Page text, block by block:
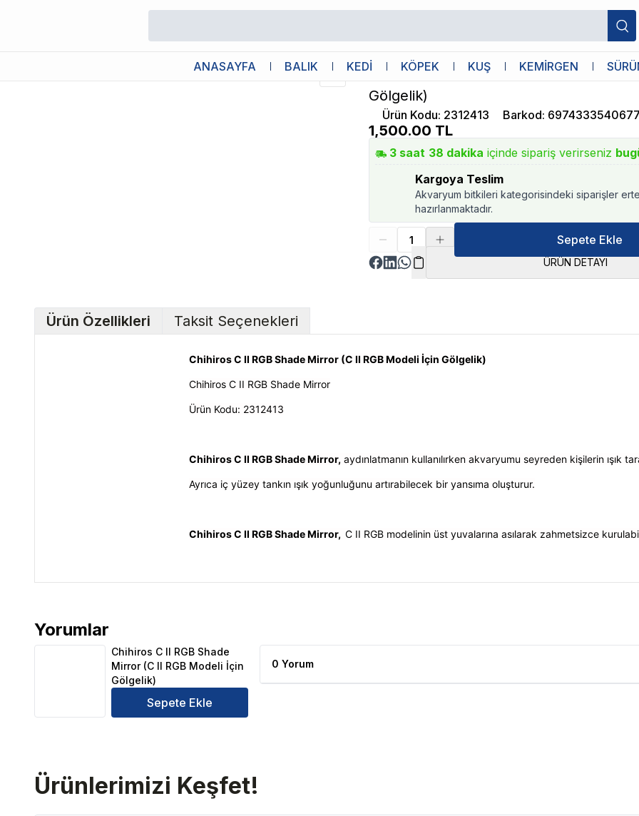
ANASAYFA BALIK KEDİ KÖPEK KUŞ KEMİRGEN
Chihiros
Chihiros C II RGB Shade Mirror (C II
Gölgelik)
Ürün Kodu: 2312413 Barkod: 6974333540677
1,500.00 TL
3 saat 38 dakika içinde sipariş verirseniz
Kargoya Teslim
Akvaryum bitkileri kategorisindeki siparişler
hazırlanmaktadır.
Sepete Ekle
ÜRÜN DETAYI
Ürün Özellikleri Taksit Seçenekleri
Chihiros C II RGB Shade Mirror (C II RGB Modeli İçin Gölgelik)
Chihiros C II RGB Shade Mirror
Ürün Kodu: 2312413
Chihiros C II RGB Shade Mirror, aydınlatmanın kullanılırken akvaryumu seyreden kişilerin ışık
Ayrıca iç yüzey tankın ışık yoğunluğunu artırabilecek bir yansıma oluşturur.
Chihiros C II RGB Shade Mirror, C II RGB modelinin üst yuvalarına asılarak zahmetsizce
Yorumlar
Chihiros C II RGB Shade Mirror (C II RGB Modeli İçin Gölgelik) Ürün Yorumları
Chihiros C II RGB Shade
Mirror (C II RGB Modeli İçin
Gölgelik)
Sepete Ekle
0 Yorum
Ürünlerimizi Keşfet!